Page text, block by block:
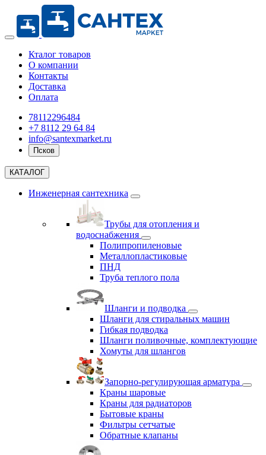
Кталог товаров
О компании
Контакты
Доставка
Оплата
78112296484
+7 8112 29 64 84
info@santexmarket.ru
Псков
КАТАЛОГ
Инженерная сантехника
Трубы для отопления и
водоснабжения
Полипропиленовые
Металлопластиковые
ПНД
Труба теплого пола
Шланги и подводка
Шланги для стиральных машин
Гибкая подводка
Шланги поливочные, комплектующие
Хомуты для шлангов
Запорно-регулирующая арматура
Краны шаровые
Краны для радиаторов
Бытовые краны
Фильтры сетчатые
Обратные клапаны